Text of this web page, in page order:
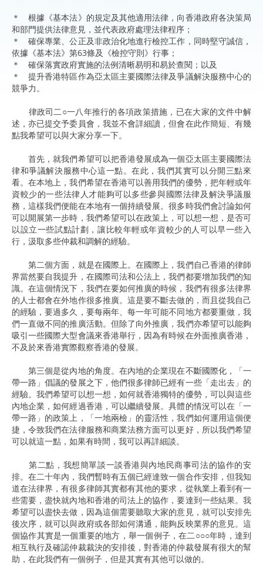
＊ 根據《基本法》的規定及其他適用法律，向香港政府各決策局
和部門提供法律意見，並代表政府處理法律程序；
＊ 確保專業、公正及非政治化地進行檢控工作，同時堅守誠信，
依據《基本法》第63條及《檢控守則》行事；
＊ 確保落實政府實施的法例清晰易明和易於查閱；以及
＊ 提升香港特區作為亞太區主要國際法律及爭議解決服務中心的
競爭力。
律政司二○一八年推行的各項政策措施，已在大家的文件中解
述，亦已提交予委員會，我並不會詳細讀，但會在此作簡短、有幾
點我希望可以與大家分享一下。
首先，就我們希望可以把香港發展成為一個亞太區主要國際法
律和爭議解決服務中心這一點。在此，我們其實可以分開三點來
看。在本地上，我們希望在香港可以善用我們的優勢，把年輕或年
資較少的一些法律人才能夠可以多些參與國際法律及解決爭議服
務，這樣我們便能在本地有一個持續發展。很多時我們會討論如何
可以開展第一步時，我們希望可以在政策上，可以想一想，是否可
以設立一些試點計劃，讓比較年輕或年資較少的人可以早一些入
行，汲取多些仲裁和調解的經驗。
第二個方面，就是在國際上。在國際上，我們自己香港的律師
界當然要自我提升，在國際司法和公法上，我們都要增加我們的知
識。在這個情況下，我們在要如何推廣的時候，我們有很多法律界
的人士都會在外地作很多推廣。這是要不斷去做的，而且從我自己
的經驗，要過多久，要每兩年、每一年可能不同地方都要重做，我
們一直做不同的推廣活動。但除了向外推廣，我們亦希望可以能夠
吸引一些國際大型會議來香港舉行，因為有時候在外面推廣香港，
不及於來香港實際觀察香港的發展。
第三個是從內地的角度。在內地的企業現在不斷國際化，「一
帶一路」倡議的發展之下，他們很多律師已經有一些「走出去」的
經驗。我們希望可以想一想，如何就香港獨特的優勢，可以與這些
內地企業，如何經過香港，可以繼續發展。具體的情況可以在「一
帶一路」的政策上，「一地兩檢」的靈活性，我們如何運用這個便
捷，令致我們在法律服務和商業法務方面可以更好，所以我們希望
可以就這一點，如果有時間，我可以再詳細談。
第二點，我想簡單談一談香港與內地民商事司法的協作的安
排。在二十年內，我們暫時有五個已經達致一個合作安排，但我知
道在法律界，有很多律師其實都有其他的要求，從執業上看到有一
些需要，盡快就內地和香港的司法上的協作，要達到一些結果。我
希望可以盡快去做，因為這個需要聽取大家的意見，就可以安排先
後次序，就可以與政府或各部如何溝通，能夠反映業界的意見。這
個協作其實是一個重要的地方，舉一個例子，在二○○○年時，達到
相互執行及確認仲裁裁決的安排後，對香港的仲裁發展有很大的幫
助，在此我們有一個例子，但是其實有其他可以做的。